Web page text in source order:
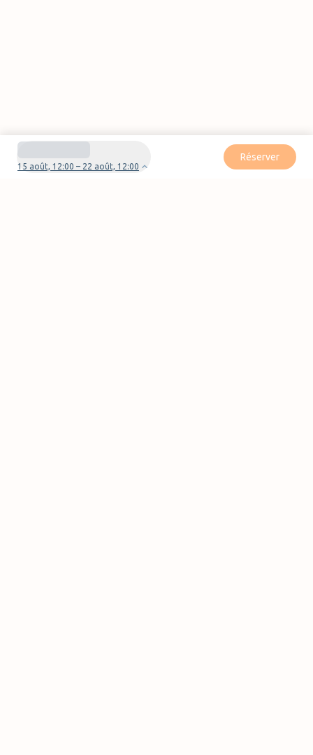
15 août, 12:00 – 22 août, 12:00
Réserver